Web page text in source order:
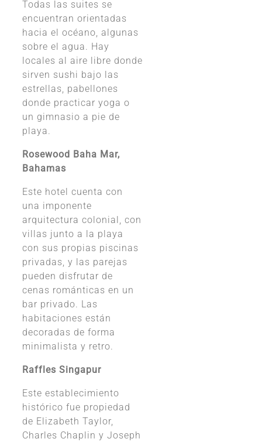
Todas las suites se
encuentran orientadas
hacia el océano, algunas
sobre el agua. Hay
locales al aire libre donde
sirven sushi bajo las
estrellas, pabellones
donde practicar yoga o
un gimnasio a pie de
playa.
Rosewood Baha Mar,
Bahamas
Este hotel cuenta con
una imponente
arquitectura colonial, con
villas junto a la playa
con sus propias piscinas
privadas, y las parejas
pueden disfrutar de
cenas románticas en un
bar privado. Las
habitaciones están
decoradas de forma
minimalista y retro.
Raffles Singapur
Este establecimiento
histórico fue propiedad
de Elizabeth Taylor,
Charles Chaplin y Joseph